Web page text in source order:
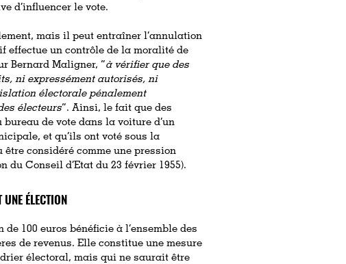
d’influencer le vote.
mais il peut entraîner l’annulation
effectue un contrôle de la moralité de
Bernard Maligner, “à vérifier que des
ni expressément autorisés, ni
électorale pénalement
électeurs”. Ainsi, le fait que des
de vote dans la voiture d’un
et qu’ils ont voté sous la
considéré comme une pression
Conseil d’Etat du 23 février 1955).
ÉLECTION
100 euros bénéficie à l’ensemble des
de revenus. Elle constitue une mesure
électoral, mais qui ne saurait être